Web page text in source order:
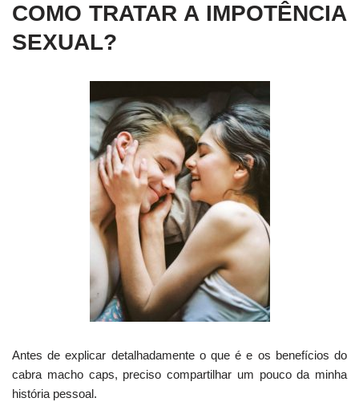
COMO TRATAR A IMPOTÊNCIA
SEXUAL?
Antes de explicar detalhadamente o que é e os benefícios do
cabra macho caps, preciso compartilhar um pouco da minha
história pessoal.